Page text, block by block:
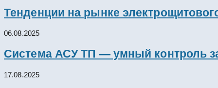
Тенденции на рынке
06.08.2025
Система АСУ ТП — умный контроль
17.08.2025